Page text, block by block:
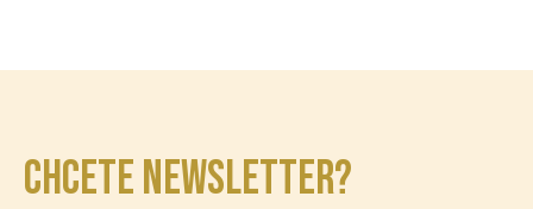
CHCETE NEWSLETTER?